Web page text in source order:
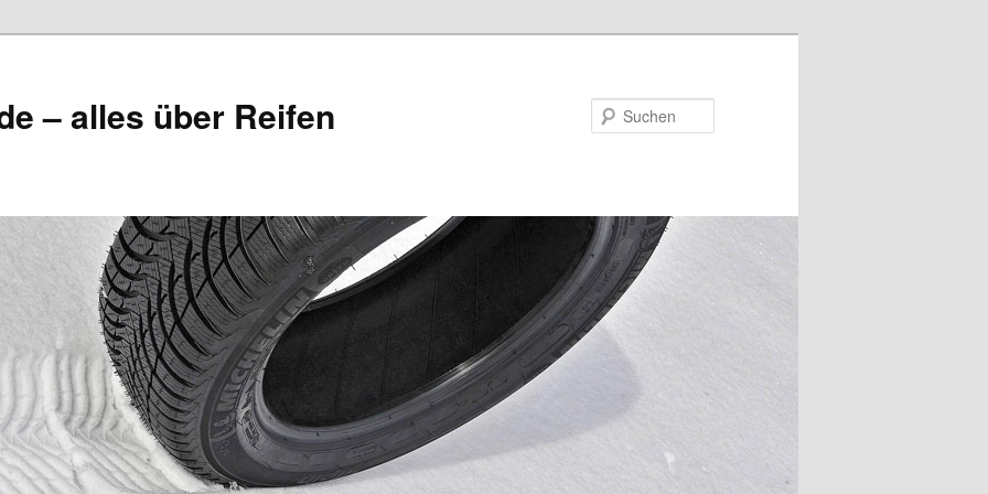
– alles über Reifen